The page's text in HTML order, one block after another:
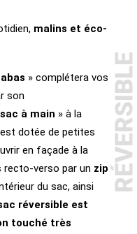
malins et éco-
» complétera vos
son
sac à main » à la
dotée de petites
en façade à la
recto-verso par un zip
du sac, ainsi
réversible est
touché très